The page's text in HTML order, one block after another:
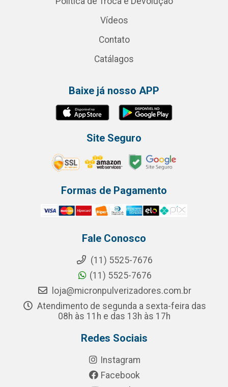
Vídeos
Contato
Catálagos
Baixe já nosso APP
Site Seguro
Formas de Pagamento
Fale Conosco
(11) 5525-7676
(11) 5525-7676
loja@micronpulverizadores.com.br
Atendimento de segunda a sexta-feira das
08h às 11h e das 13h às 17h
Redes Sociais
Instagram
Facebook